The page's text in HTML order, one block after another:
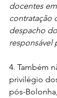
docentes
contratação
despacho
responsável
4. Também
privilégio
pós-